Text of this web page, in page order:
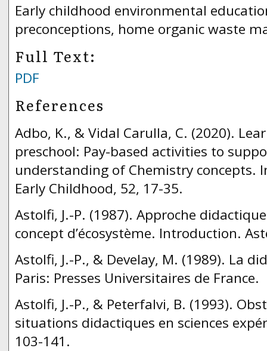
Early childhood environmental
preconceptions, home organic waste
Full Text:
PDF
References
Adbo, K., & Vidal Carulla, C. (2020).
preschool: Pay-based activities to
understanding of Chemistry concepts.
Early Childhood, 52, 17-35.
Astolfi, J.-P. (1987). Approche
concept d’écosystème. Introduction.
Astolfi, J.-P., & Develay, M. (1989). La
Paris: Presses Universitaires de France.
Astolfi, J.-P., & Peterfalvi, B. (1993).
situations didactiques en sciences
103-141.